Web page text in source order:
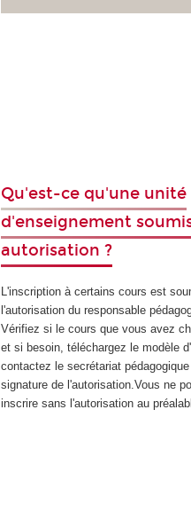
Qu'est-ce qu'une unité
d'enseignement
autorisation ?
L'inscription à certains cours est
l'autorisation du responsable
Vérifiez si le cours que vous avez
et si besoin, téléchargez le modèle
contactez le secrétariat
signature de l'autorisation.Vous ne
inscrire sans l'autorisation au